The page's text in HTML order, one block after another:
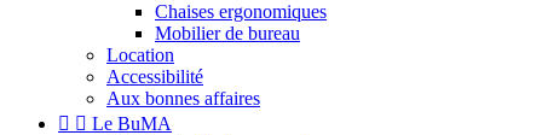
Chaises ergonomiques
Mobilier de bureau
Location
Accessibilité
Aux bonnes affaires
  Le BuMA